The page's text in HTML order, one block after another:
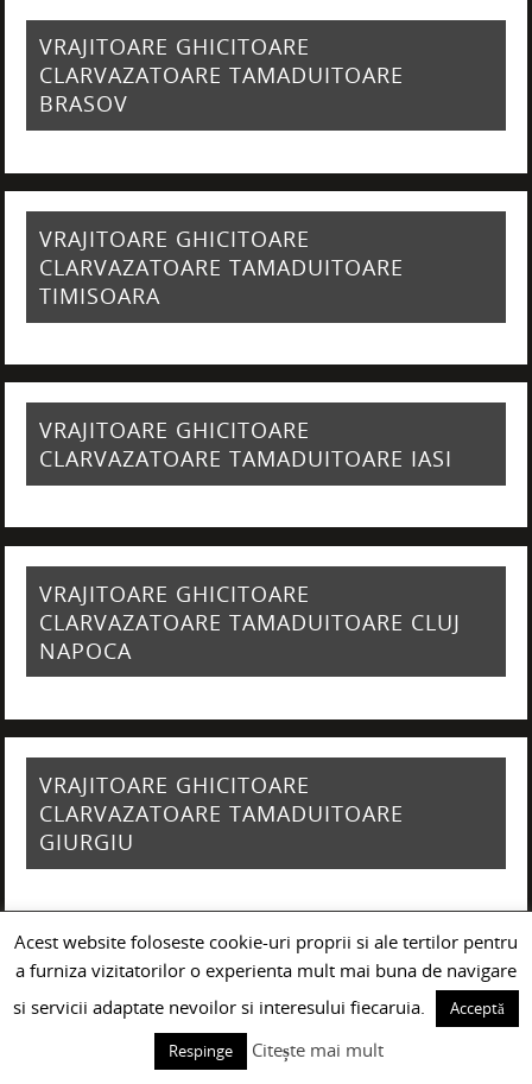
VRAJITOARE GHICITOARE
CLARVAZATOARE TAMADUITOARE
BRASOV
VRAJITOARE GHICITOARE
CLARVAZATOARE TAMADUITOARE
TIMISOARA
VRAJITOARE GHICITOARE
CLARVAZATOARE TAMADUITOARE IASI
VRAJITOARE GHICITOARE
CLARVAZATOARE TAMADUITOARE CLUJ
NAPOCA
VRAJITOARE GHICITOARE
CLARVAZATOARE TAMADUITOARE
GIURGIU
VRAJITOARE GHICITOARE
CLARVAZATOARE TAMADUITOARE
CONSTANTA
Acest website foloseste cookie-uri proprii si ale tertilor pentru
a furniza vizitatorilor o experienta mult mai buna de navigare
si servicii adaptate nevoilor si interesului fiecaruia.
Acceptă
Respinge
Citește mai mult